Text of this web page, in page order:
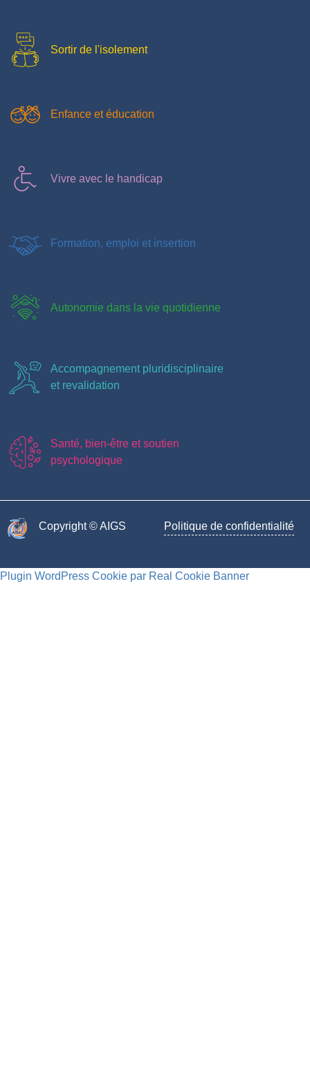
Sortir de l'isolement
Enfance et éducation
Vivre avec le handicap
Formation, emploi et insertion
Autonomie dans la vie quotidienne
Accompagnement pluridisciplinaire
et revalidation
Santé, bien-être et soutien
psychologique
Copyright © AIGS​ Politique de confidentialité
Plugin WordPress Cookie par Real Cookie Banner